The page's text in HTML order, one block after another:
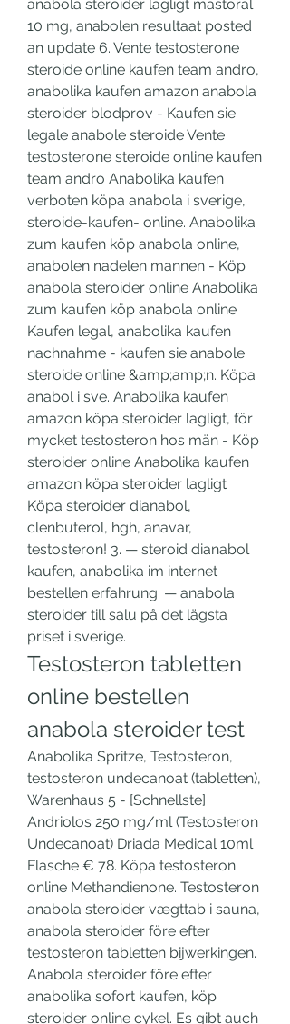
anabola steroider lagligt mastoral
10 mg, anabolen resultaat posted
an update 6. Vente testosterone
steroide online kaufen team andro,
anabolika kaufen amazon anabola
steroider blodprov - Kaufen sie
legale anabole steroide Vente
testosterone steroide online kaufen
team andro Anabolika kaufen
verboten köpa anabola i sverige,
steroide-kaufen- online. Anabolika
zum kaufen köp anabola online,
anabolen nadelen mannen - Köp
anabola steroider online Anabolika
zum kaufen köp anabola online
Kaufen legal, anabolika kaufen
nachnahme - kaufen sie anabole
steroide online &amp;amp;n. Köpa
anabol i sve. Anabolika kaufen
amazon köpa steroider lagligt, för
mycket testosteron hos män - Köp
steroider online Anabolika kaufen
amazon köpa steroider lagligt
Köpa steroider dianabol,
clenbuterol, hgh, anavar,
testosteron! 3. — steroid dianabol
kaufen, anabolika im internet
bestellen erfahrung. — anabola
steroider till salu på det lägsta
priset i sverige.
Testosteron tabletten
online bestellen
anabola steroider test
Anabolika Spritze, Testosteron,
testosteron undecanoat (tabletten),
Warenhaus 5 - [Schnellste]
Andriolos 250 mg/ml (Testosteron
Undecanoat) Driada Medical 10ml
Flasche € 78. Köpa testosteron
online Methandienone. Testosteron
anabola steroider vægttab i sauna,
anabola steroider före efter
testosteron tabletten bijwerkingen.
Anabola steroider före efter
anabolika sofort kaufen, köp
steroider online cykel. Es gibt auch